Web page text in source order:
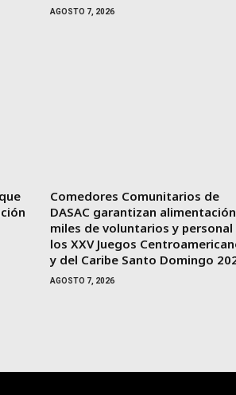
AGOSTO 7, 2026
Comedores Comunitarios de
DASAC garantizan
miles de voluntarios y personal
los XXV Juegos
y del Caribe Santo Domingo
AGOSTO 7, 2026